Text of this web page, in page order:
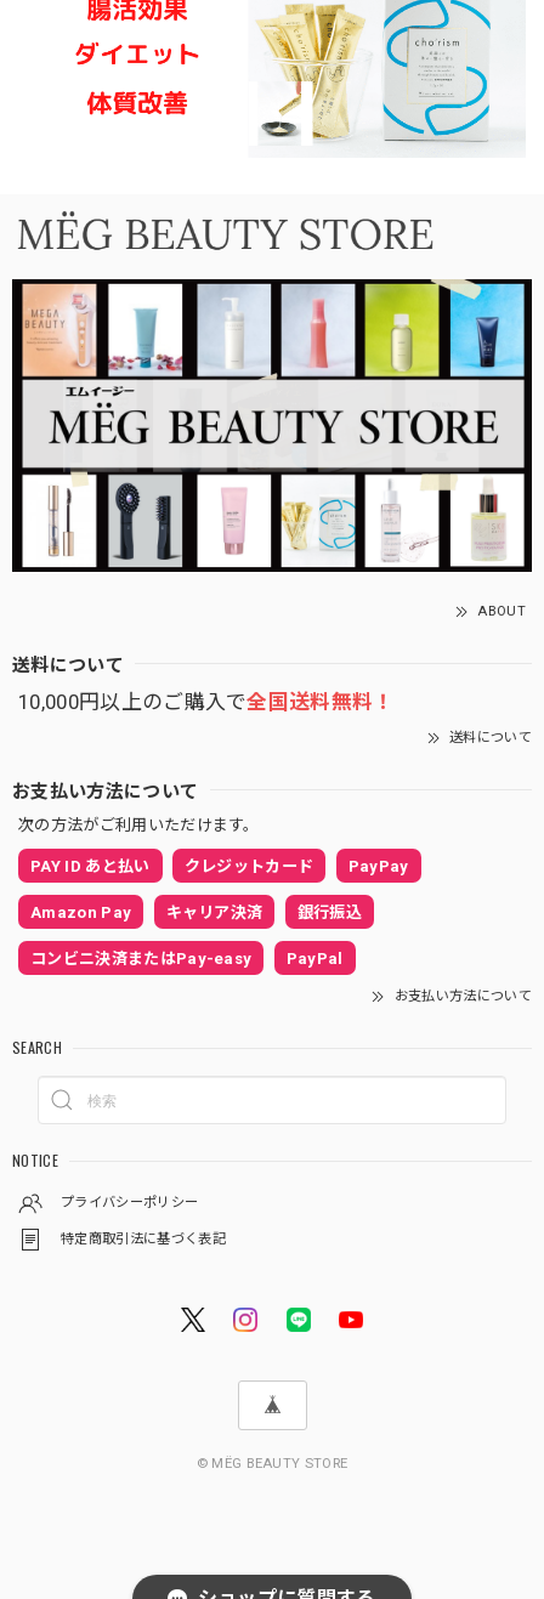
ABOUT
送料について
10,000円以上のご購入で全国送料無料！
送料について
お支払い方法について
次の方法がご利用いただけます。
PAY ID あと払い クレジットカード PayPay
Amazon Pay キャリア決済 銀行振込
コンビニ決済またはPay-easy PayPal
お支払い方法について
SEARCH
NOTICE
プライバシーポリシー
特定商取引法に基づく表記
© MËG BEAUTY STORE